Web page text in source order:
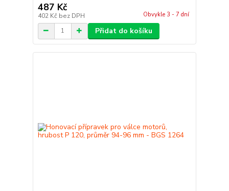
487 Kč
402 Kč bez DPH Obvykle 3 - 7 dní
Přidat do košíku